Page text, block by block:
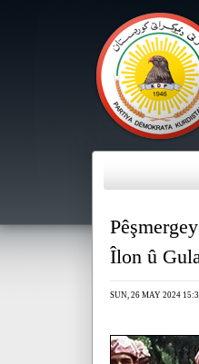
Îlon û
SUN, 26 MAY 2024